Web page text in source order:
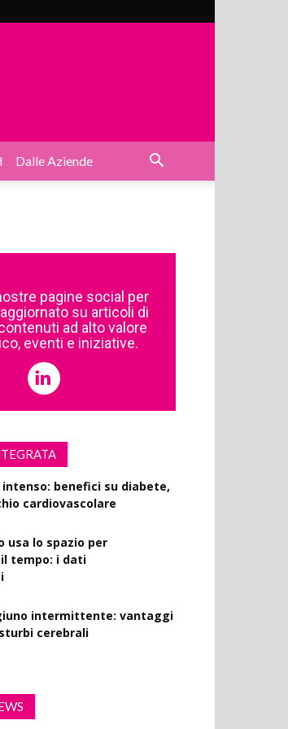
Dalle Aziende
pagine social per
su articoli di
ad alto valore
eventi e iniziative.
benefici su diabete,
cardiovascolare
usa lo spazio per
tempo: i dati
intermittente: vantaggi
cerebrali